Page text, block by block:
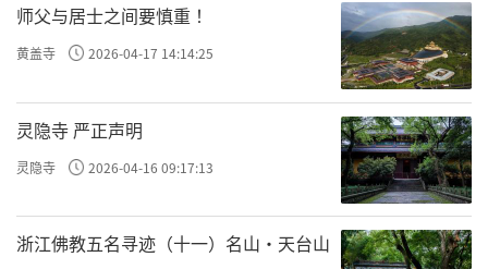
师父与居士之间要慎重 ！
黄盖寺 2026-04-17 14:14:25
灵隐寺 严正声明
灵隐寺 2026-04-16 09:17:13
浙江佛教五名寻迹（十一）名山·天台山